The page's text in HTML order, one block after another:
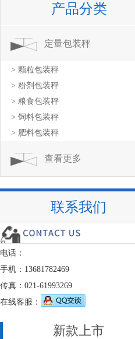
产品分类
定量包装秤
> 颗粒包装秤
> 粉剂包装秤
> 粮食包装秤
> 饲料包装秤
> 肥料包装秤
查看更多
联系我们
电话：
手机：13681782469
传真：021-61993269
在线客服：
新款上市